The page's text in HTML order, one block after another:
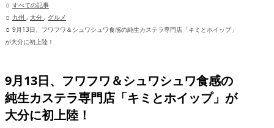
すべての記事
九州 , 大分 , グルメ
9月13日、フワフワ＆シュワシュワ食感の純生カステラ専門店「キミとホイップ」
が大分に初上陸！
9月13日、フワフワ＆シュワシュワ食感の
純生カステラ専門店「キミとホイップ」が
大分に初上陸！